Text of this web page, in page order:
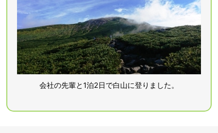
会社の先輩と1泊2日で白山に登りました。